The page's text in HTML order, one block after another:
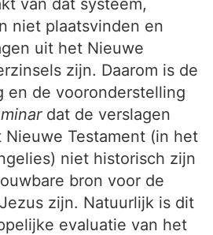
van dat systeem,
niet plaatsvinden en
uit het Nieuwe
zijn. Daarom is de
en de vooronderstelling
dat de verslagen
Testament (in het
niet historisch zijn
bron voor de
zijn. Natuurlijk is dit
evaluatie van het